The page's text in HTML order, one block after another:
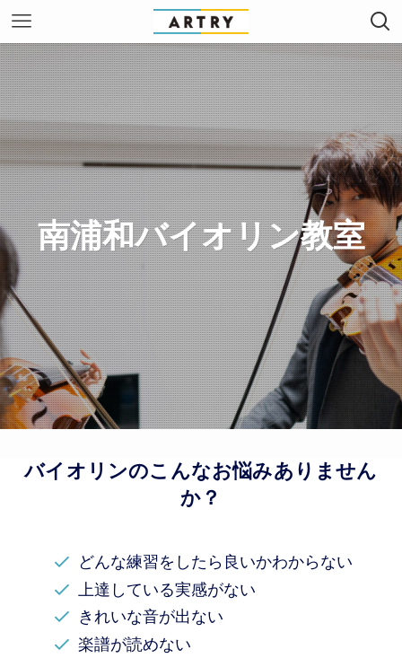
南浦和バイオリン教室
バイオリンのこんなお悩みありません
か？
どんな練習をしたら良いかわからない
上達している実感がない
きれいな音が出ない
楽譜が読めない